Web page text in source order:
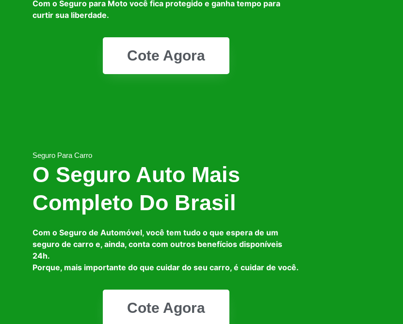
Com o Seguro para Moto você fica protegido e ganha tempo para
curtir sua liberdade.
Cote Agora
Seguro Para Carro
O Seguro Auto Mais
Completo Do Brasil
Com o Seguro de Automóvel, você tem tudo o que espera de um
seguro de carro e, ainda, conta com outros benefícios disponíveis
24h.
Porque, mais importante do que cuidar do seu carro, é cuidar de você.
Cote Agora